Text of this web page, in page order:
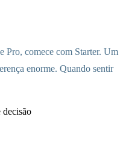
Pro, comece com Starter. Um
enorme. Quando sentir
decisão